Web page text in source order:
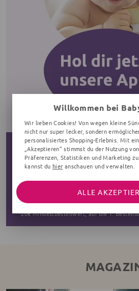
5€ App-Rabatt*
Mit dem Aktionscode:
ZUM DOWNLOAD
*20€ Mindestbestellwert, auf die 1.
Willkommen bei
Wir lieben Cookies! Von wegen kleine
nicht nur super lecker, sondern
personalisiertes Shopping-Erlebnis. Mit
„Akzeptieren“ stimmst du der Nutzung
Präferenzen, Statistiken und Marketing
kannst du hier anschauen und verwalten.
ALLE